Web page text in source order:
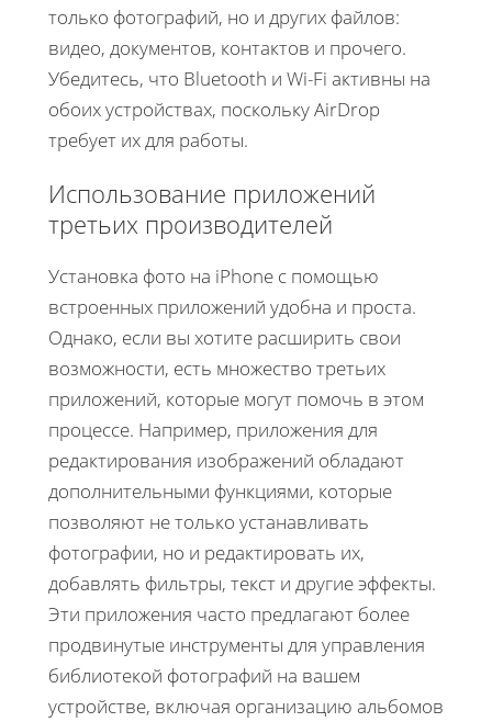
только фотографий, но и других файлов:
видео, документов, контактов и прочего.
Убедитесь, что Bluetooth и Wi-Fi активны на
обоих устройствах, поскольку AirDrop
требует их для работы.
Использование приложений
третьих производителей
Установка фото на iPhone с помощью
встроенных приложений удобна и проста.
Однако, если вы хотите расширить свои
возможности, есть множество третьих
приложений, которые могут помочь в этом
процессе. Например, приложения для
редактирования изображений обладают
дополнительными функциями, которые
позволяют не только устанавливать
фотографии, но и редактировать их,
добавлять фильтры, текст и другие эффекты.
Эти приложения часто предлагают более
продвинутые инструменты для управления
библиотекой фотографий на вашем
устройстве, включая организацию альбомов